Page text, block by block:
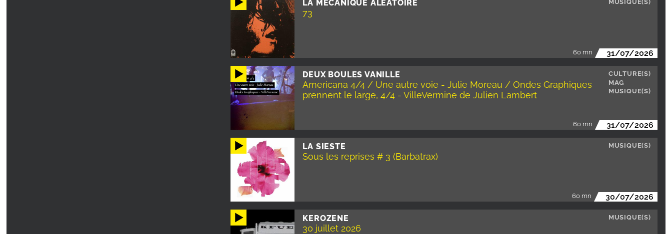
LA MÉCANIQUE ALÉATOIRE
73
MUSIQUE(S)
60 mn 31/07/2026
DEUX BOULES VANILLE
Americana 4/4 / Une autre voie - Julie Moreau / Ondes Graphiques
prennent le large, 4/4 - VilleVermine de Julien Lambert
CULTURE(S)
MAG
MUSIQUE(S)
60 mn 31/07/2026
LA SIESTE
Sous les reprises # 3 (Barbatrax)
MUSIQUE(S)
60 mn 30/07/2026
KEROZENE
30 juillet 2026
MUSIQUE(S)